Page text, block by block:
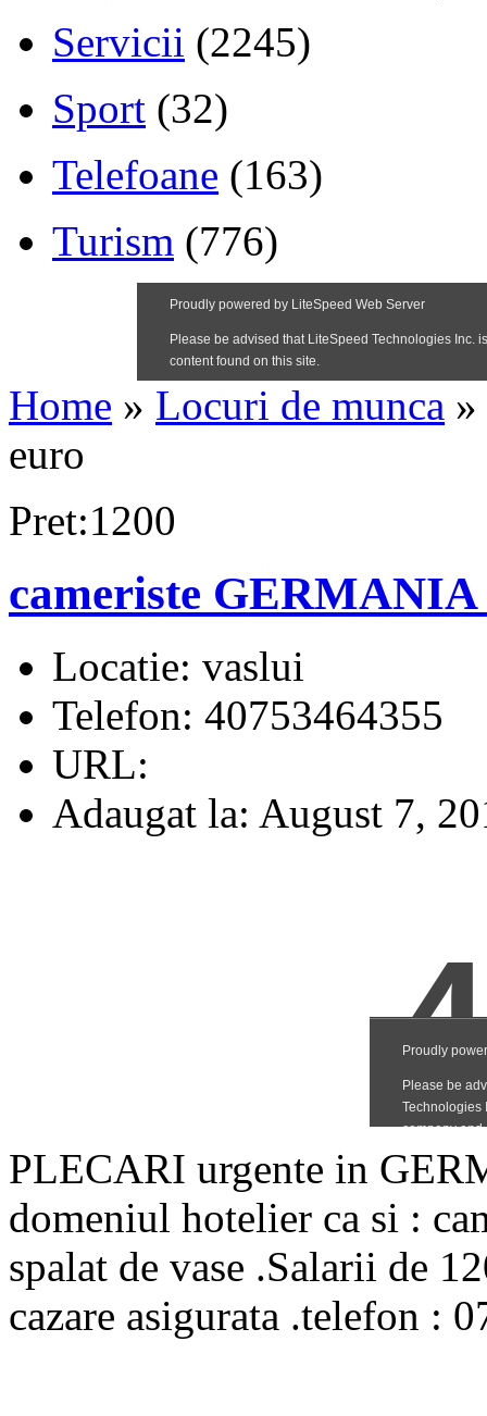
Servicii (2245)
Sport (32)
Telefoane (163)
Turism (776)
Home » Locuri de munca »
euro
Pret:1200
cameriste GERMANIA
Locatie: vaslui
Telefon: 40753464355
URL:
Adaugat la: August 7,
PLECARI urgente in
domeniul hotelier ca si :
spalat de vase .Salarii de
cazare asigurata .telefon :